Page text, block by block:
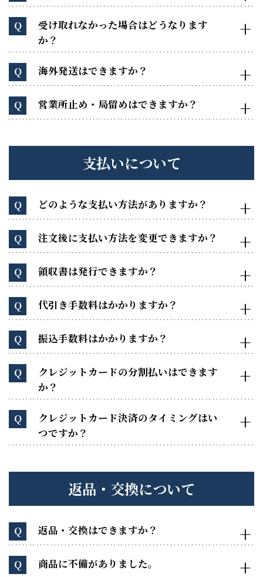
Q
受け取れなかった場合はどうなります
か？
Q 海外発送はできますか？
Q 営業所止め・局留めはできますか？
支払いについて
Q どのような支払い方法がありますか？
Q 注文後に支払い方法を変更できますか？
Q 領収書は発行できますか？
Q 代引き手数料はかかりますか？
Q 振込手数料はかかりますか？
Q
クレジットカードの分割払いはできます
か？
Q
クレジットカード決済のタイミングはい
つですか？
返品・交換について
Q 返品・交換はできますか？
Q 商品に不備がありました。